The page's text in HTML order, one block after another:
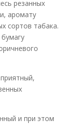
резанных
аромату
сортов табака.
и при этом